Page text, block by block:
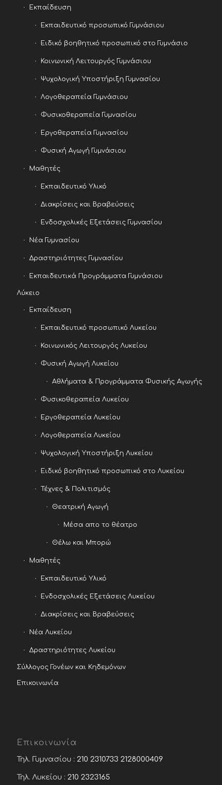
Εκπαίδευση
Εκπαιδευτικό προσωπικό Γυμνάσιου
Ειδικό βοηθητικό προσωπικό στο Γυμνάσιο
Κοινωνική Λειτουργός Γυμνάσιου
Ψυχολογική Υποστήριξη Γυμνασίου
Λογοθεραπεία Γυμνάσιου
Φυσικοθεραπεία Γυμνασίου
Εργοθεραπεία Γυμνασίου
Φυσική Αγωγή Γυμνάσιου
Μαθητές
Εκπαιδευτικό Υλικό
Διακρίσεις και Βραβεύσεις
Ενδοσχολικές Εξετάσεις Γυμνασίου
Νέα Γυμνασίου
Δραστηριότητες Γυμνασίου
Εκπαιδευτικά Προγράμματα Γυμνάσιου
Λύκειο
Εκπαίδευση
Εκπαιδευτικό προσωπικό Λυκείου
Κοινωνικός Λειτουργός Λυκείου
Φυσική Αγωγή Λυκείου
Αθλήματα & Προγράμματα Φυσικής Αγωγής
Φυσικοθεραπεία Λυκείου
Εργοθεραπεία Λυκείου
Λογοθεραπεία Λυκείου
Ψυχολογική Υποστήριξη Λυκείου
Ειδικό βοηθητικό προσωπικό στο Λυκείου
Τέχνες & Πολιτισμός
Θεατρική Αγωγή
Μέσα απο το θέατρο
Θέλω και Μπορώ
Μαθητές
Εκπαιδευτικό Υλικό
Ενδοσχολικές Εξετάσεις Λυκείου
Διακρίσεις και Βραβεύσεις
Νέα Λυκείου
Δραστηριότητες Λυκείου
Σύλλογος Γονέων και Κηδεμόνων
Επικοινωνία
Επικοινωνία
Τηλ. Γυμνασίου : 210 2310733 2128000409
Τηλ. Λυκείου : 210 2323165